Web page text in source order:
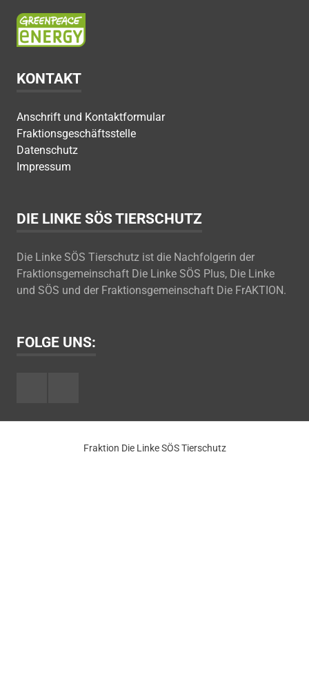
KONTAKT
Anschrift und Kontaktformular
Fraktionsgeschäftsstelle
Datenschutz
Impressum
DIE LINKE SÖS TIERSCHUTZ
Die Linke SÖS Tierschutz ist die Nachfolgerin der
Fraktionsgemeinschaft Die Linke SÖS Plus, Die Linke
und SÖS und der Fraktionsgemeinschaft Die FrAKTION.
FOLGE UNS:
Fraktion Die Linke SÖS Tierschutz